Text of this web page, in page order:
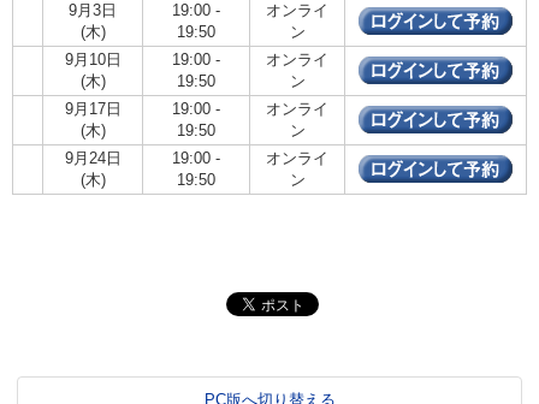
9月3日
(木)
19:00 -
19:50
オンライ
ン
9月10日
(木)
19:00 -
19:50
オンライ
ン
9月17日
(木)
19:00 -
19:50
オンライ
ン
9月24日
(木)
19:00 -
19:50
オンライ
ン
PC版へ切り替える